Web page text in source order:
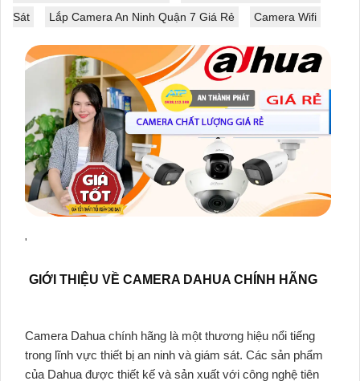
Sát Lắp Camera An Ninh Quận 7 Giá Rẻ Camera Wifi
'
GIỚI THIỆU VỀ CAMERA DAHUA CHÍNH HÃNG
Camera Dahua chính hãng là một thương hiệu nổi tiếng
trong lĩnh vực thiết bị an ninh và giám sát. Các sản phẩm
của Dahua được thiết kế và sản xuất với công nghệ tiên